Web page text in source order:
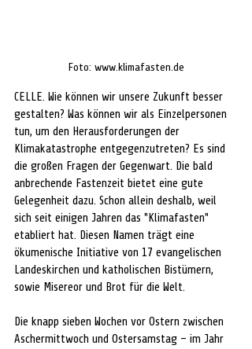
Foto: www.klimafasten.de
CELLE. Wie können wir unsere Zukunft besser
gestalten? Was können wir als Einzelpersonen
tun, um den Herausforderungen der
Klimakatastrophe entgegenzutreten? Es sind
die großen Fragen der Gegenwart. Die bald
anbrechende Fastenzeit bietet eine gute
Gelegenheit dazu. Schon allein deshalb, weil
sich seit einigen Jahren das "Klimafasten"
etabliert hat. Diesen Namen trägt eine
ökumenische Initiative von 17 evangelischen
Landeskirchen und katholischen Bistümern,
sowie Misereor und Brot für die Welt.
Die knapp sieben Wochen vor Ostern zwischen
Aschermittwoch und Ostersamstag – im Jahr